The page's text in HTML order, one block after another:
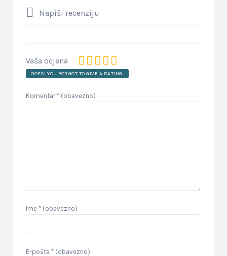
Napiši recenziju
Vaša ocjena
OOPS! YOU FORGOT TO GIVE A RATING.
Komentar* (obavezno)
Ime * (obavezno)
E-pošta * (obavezno)